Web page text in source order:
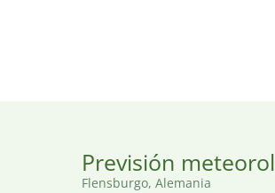
Previsión
Flensburgo, Alemania